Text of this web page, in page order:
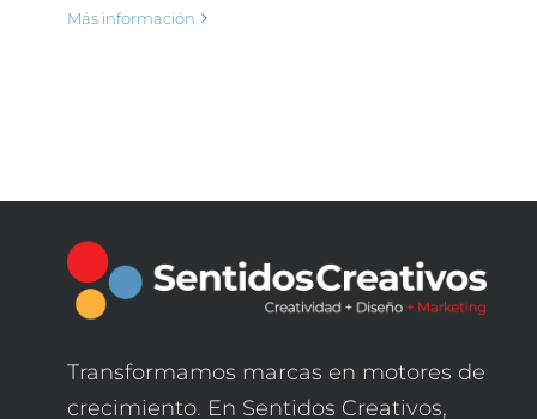
Más información
Transformamos marcas en motores de
crecimiento. En Sentidos Creativos,